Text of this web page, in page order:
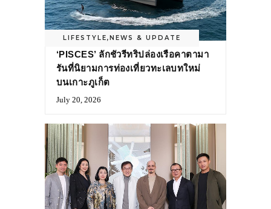
LIFESTYLE,NEWS & UPDATE
‘PISCES’ ลักชัวรีทริปล่องเรือคาตามา
รันที่นิยามการท่องเที่ยวทะเลบทใหม่
บนเกาะภูเก็ต
July 20, 2026